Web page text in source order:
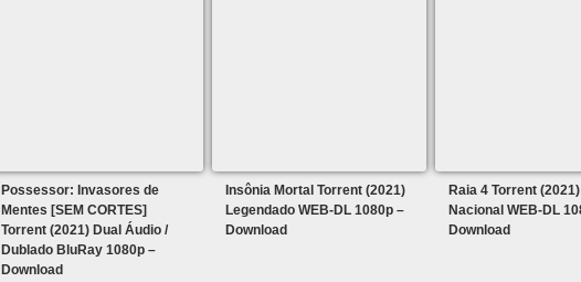
Possessor: Invasores de
Mentes [SEM CORTES]
Torrent (2021) Dual Áudio /
Dublado BluRay 1080p –
Download
Insônia Mortal Torrent (2021)
Legendado WEB-DL 1080p –
Download
Raia 4 Torrent (2021)
Nacional WEB-DL
Download